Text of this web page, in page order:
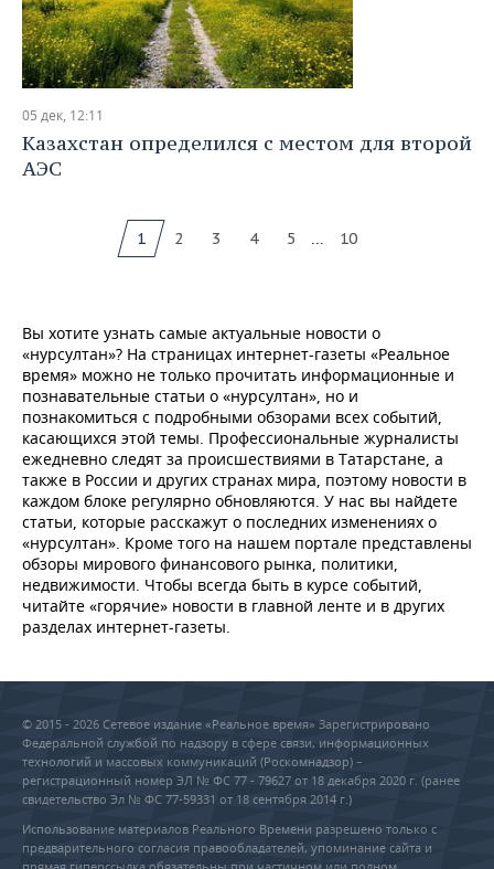
05 дек, 12:11
Казахстан определился с местом для второй
АЭС
1 2 3 4 5 ... 10
Вы хотите узнать самые актуальные новости о
«нурсултан»? На страницах интернет-газеты «Реальное
время» можно не только прочитать информационные и
познавательные статьи о «нурсултан», но и
познакомиться с подробными обзорами всех событий,
касающихся этой темы. Профессиональные журналисты
ежедневно следят за происшествиями в Татарстане, а
также в России и других странах мира, поэтому новости в
каждом блоке регулярно обновляются. У нас вы найдете
статьи, которые расскажут о последних изменениях о
«нурсултан». Кроме того на нашем портале представлены
обзоры мирового финансового рынка, политики,
недвижимости. Чтобы всегда быть в курсе событий,
читайте «горячие» новости в главной ленте и в других
разделах интернет-газеты.
© 2015 - 2026 Сетевое издание «Реальное время» Зарегистрировано
Федеральной службой по надзору в сфере связи, информационных
технологий и массовых коммуникаций (Роскомнадзор) –
регистрационный номер ЭЛ № ФС 77 - 79627 от 18 декабря 2020 г. (ранее
свидетельство Эл № ФС 77-59331 от 18 сентября 2014 г.)
Использование материалов Реального Времени разрешено только с
предварительного согласия правообладателей, упоминание сайта и